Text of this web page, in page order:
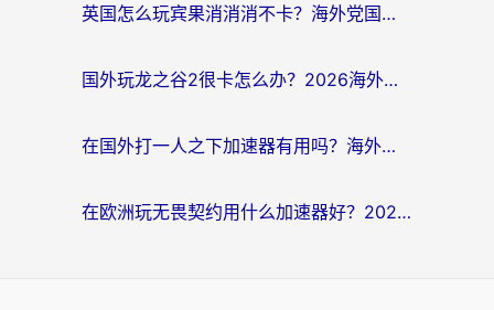
英国怎么玩宾果消消消不卡？海外党国服游戏加速终极攻略（附守望第九大陆解决办法）
国外玩龙之谷2很卡怎么办？2026海外党必看的国服游戏加速全攻略
在国外打一人之下加速器有用吗？海外党国服游戏畅玩全攻略
在欧洲玩无畏契约用什么加速器好？2026海外党亲测有效指南